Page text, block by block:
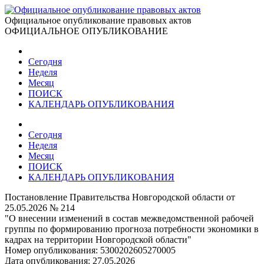
Официальное опубликование правовых актов
ОФИЦИАЛЬНОЕ ОПУБЛИКОВАНИЕ
Сегодня
Неделя
Месяц
ПОИСК
КАЛЕНДАРЬ ОПУБЛИКОВАНИЯ
Сегодня
Неделя
Месяц
ПОИСК
КАЛЕНДАРЬ ОПУБЛИКОВАНИЯ
Постановление Правительства Новгородской области от
25.05.2026 № 214
"О внесении изменений в состав межведомственной рабочей
группы по формированию прогноза потребности экономики в
кадрах на территории Новгородской области"
Номер опубликования: 5300202605270005
Дата опубликования: 27.05.2026